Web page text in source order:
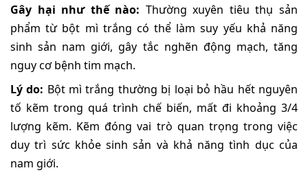
Gây hại như thế nào: Thường xuyên tiêu thụ sản
phẩm từ bột mì trắng có thể làm suy yếu khả năng
sinh sản nam giới, gây tắc nghẽn động mạch, tăng
nguy cơ bệnh tim mạch.
Lý do: Bột mì trắng thường bị loại bỏ hầu hết nguyên
tố kẽm trong quá trình chế biến, mất đi khoảng 3/4
lượng kẽm. Kẽm đóng vai trò quan trọng trong việc
duy trì sức khỏe sinh sản và khả năng tình dục của
nam giới.